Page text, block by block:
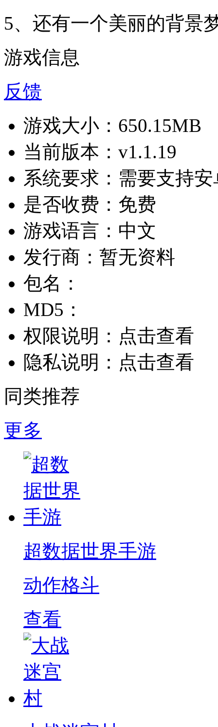
5、还有一个美丽的背景
游戏信息
反馈
游戏大小： 650.15MB
当前版本： v1.1.19
系统要求： 需要支持
是否收费： 免费
游戏语言： 中文
发行商： 暂无资料
包名：
MD5：
权限说明： 点击查看
隐私说明： 点击查看
同类推荐
更多
超数据世界手游
动作格斗
查看